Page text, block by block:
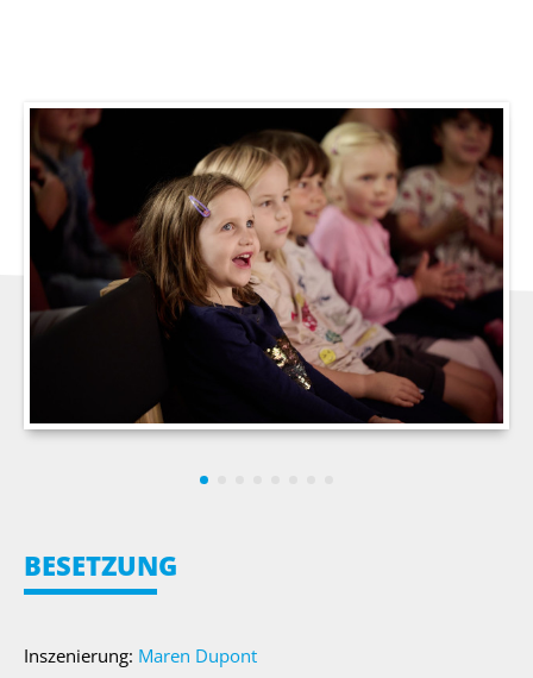
BESETZUNG
Inszenierung: Maren Dupont